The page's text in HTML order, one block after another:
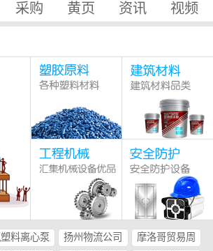
采购 黄页 资讯 视频
料离心泵 扬州物流公司
摩洛哥贸易周